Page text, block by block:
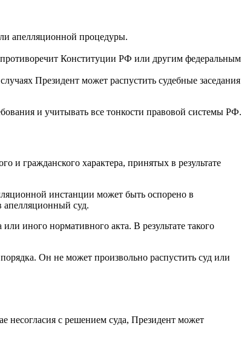
апелляционной процедуры.
противоречит Конституции РФ или другим федеральным
Президент может распустить судебные заседания
и учитывать все тонкости правовой системы РФ.
и гражданского характера, принятых в результате
инстанции может быть оспорено в
апелляционный суд.
иного нормативного акта. В результате такого
Он не может произвольно распустить суд или
несогласия с решением суда, Президент может